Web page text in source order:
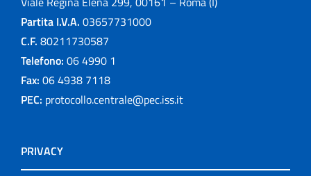
Partita I.V.A. 03657731000
C.F. 80211730587
Telefono: 06 4990 1
Fax: 06 4938 7118
PEC: protocollo.centrale@pec.iss.it
PRIVACY